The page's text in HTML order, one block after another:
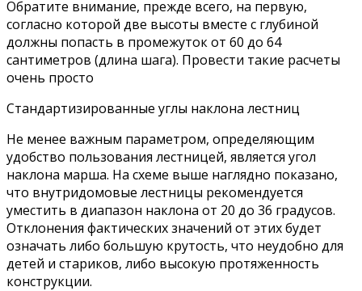
Обратите внимание, прежде всего, на первую,
согласно которой две высоты вместе с глубиной
должны попасть в промежуток от 60 до 64
сантиметров (длина шага). Провести такие расчеты
очень просто
Стандартизированные углы наклона лестниц
Не менее важным параметром, определяющим
удобство пользования лестницей, является угол
наклона марша. На схеме выше наглядно показано,
что внутридомовые лестницы рекомендуется
уместить в диапазон наклона от 20 до 36 градусов.
Отклонения фактических значений от этих будет
означать либо большую крутость, что неудобно для
детей и стариков, либо высокую протяженность
конструкции.